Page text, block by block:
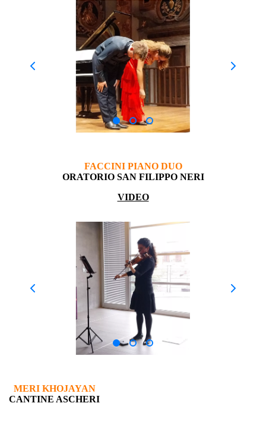
FACCINI PIANO DUO
ORATORIO SAN FILIPPO NERI
VIDEO
MERI KHOJAYAN
CANTINE ASCHERI